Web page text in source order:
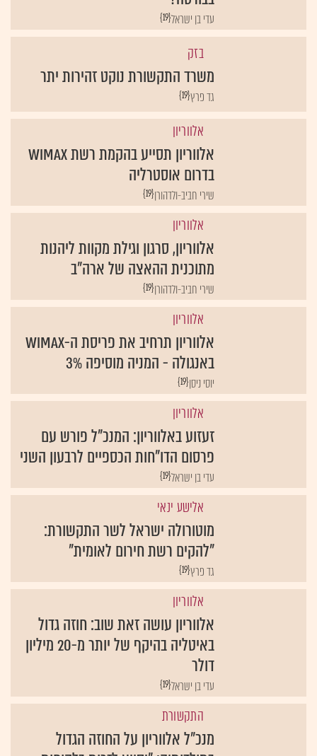
{19}עדי בן ישראל
בזק
משרד התקשורת נוקט זהירות יתר
{19}גד פרץ
אלווריון
אלווריון תסייע בהקמת רשת WiMAX
בדרום אוסטרליה
{19}שירי חביב-ולדהורן
אלווריון
אלווריון, סרגון וגילת מקוות ליהנות
מתוכנית ההאצה של ארה"ב
{19}שירי חביב-ולדהורן
אלווריון
אלווריון תרחיב את פריסת ה-WiMAX
באנגולה - המניה מוסיפה 3%
{19}יוסי ניסן
אלווריון
זעזוע באלווריון: המנכ"ל פורש עם
פרסום הדו"חות הכספיים לרבעון השני
{19}עדי בן ישראל
אלישע ינאי
מוטורולה ישראל לשר התקשורת:
"להקים רשת חירום לאומית"
{19}גד פרץ
אלווריון
אלווריון עושה זאת שוב: חוזה גדול
באיטליה בהיקף של יותר מ-20 מיליון
דולר
{19}עדי בן ישראל
התקשורת
מנכ"ל אלווריון על החוזה הגדול